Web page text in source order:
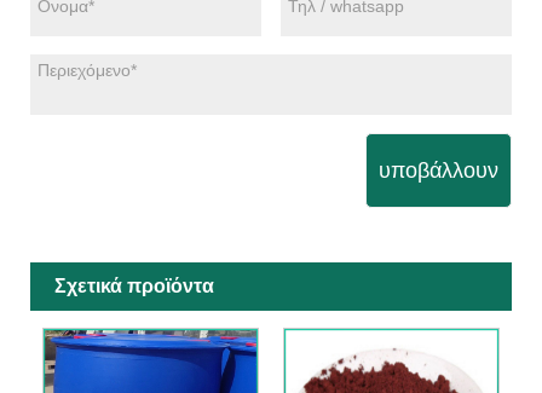
υποβάλλουν
Σχετικά προϊόντα